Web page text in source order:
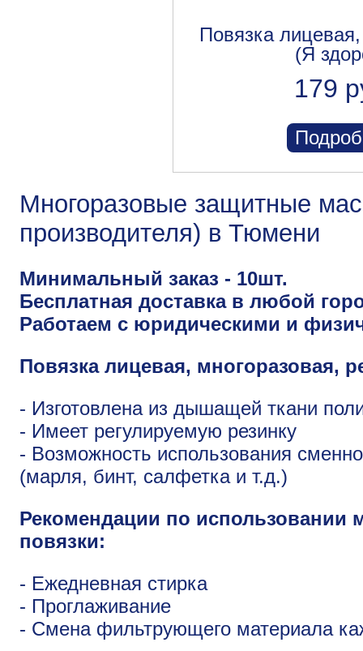
Повязка
(Я
179
Многоразовые защитные
производителя) в Тюмени
Минимальный заказ - 10шт.
Бесплатная доставка в любой
Работаем с юридическими и
Повязка лицевая, многоразовая,
- Изготовлена из дышащей ткани
- Имеет регулируемую резинку
- Возможность использования
(марля, бинт, салфетка и т.д.)
Рекомендации по использовании
повязки:
- Ежедневная стирка
- Проглаживание
- Смена фильтрующего материала